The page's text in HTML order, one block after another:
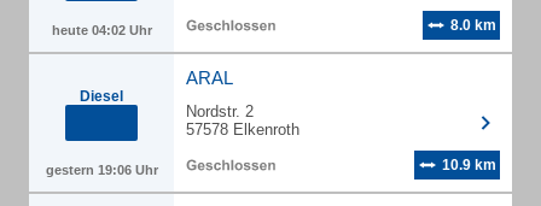
heute 04:02 Uhr 8.0 km
Diesel
gestern 19:06 Uhr
ARAL
Nordstr. 2
57578 Elkenroth
10.9 km